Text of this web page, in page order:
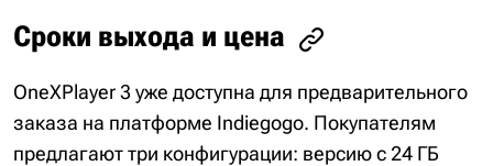
Сроки выхода и цена
OneXPlayer 3 уже доступна для предварительного
заказа на платформе Indiegogo. Покупателям
предлагают три конфигурации: версию с 24 ГБ